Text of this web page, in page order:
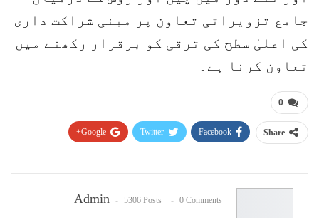
جامع تزویراتی تعاون پر مبنی شراکت داری
کی اعلیٰ سطح کی ترقی کو برقرار رکھنے میں
تعاون کرنا ہے۔
0
Share
Facebook
Twitter
Google+
Admin 5306 Posts 0 Comments